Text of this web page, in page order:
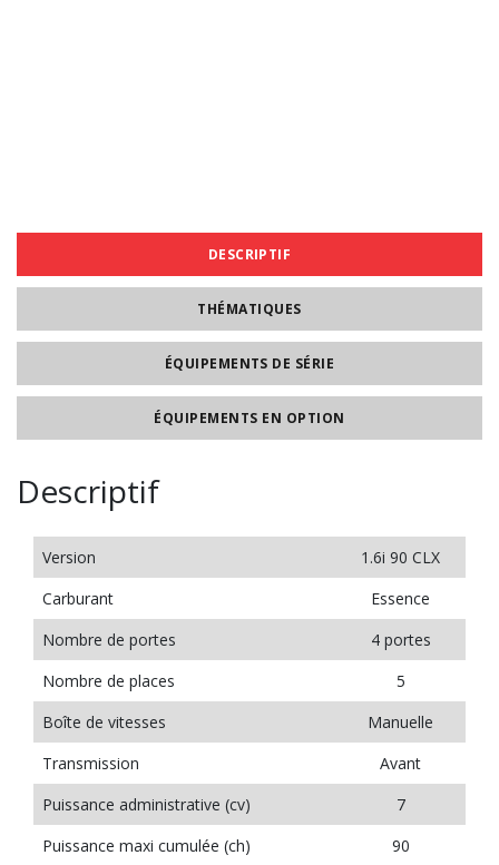
DESCRIPTIF
THÉMATIQUES
ÉQUIPEMENTS DE SÉRIE
ÉQUIPEMENTS EN OPTION
Descriptif
Version
1.6i 90 CLX
Carburant
Essence
Nombre de portes
4 portes
Nombre de places
5
Boîte de vitesses
Manuelle
Transmission
Avant
Puissance administrative (cv)
7
Puissance maxi cumulée (ch)
90